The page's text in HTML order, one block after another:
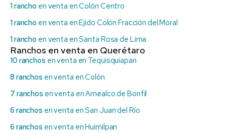
1 rancho en venta en Colón Centro
1 rancho en venta en Ejido Colón Fracción del Moral
1 rancho en venta en Santa Rosa de Lima
Ranchos en venta en Querétaro
10 ranchos en venta en Tequisquiapan
8 ranchos en venta en Colón
7 ranchos en venta en Amealco de Bonfil
6 ranchos en venta en San Juan del Río
6 ranchos en venta en Huimilpan